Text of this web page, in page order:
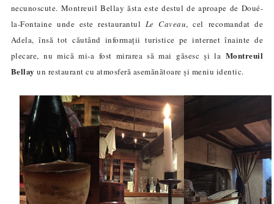
necunoscute. Montreuil Bellay ăsta este destul de aproape de Doué-
la-Fontaine unde este restaurantul Le Caveau, cel recomandat de
Adela, însă tot căutând informații turistice pe internet înainte de
plecare, nu mică mi-a fost mirarea să mai găsesc și la Montreuil
Bellay un restaurant cu atmosferă asemănătoare și meniu identic.